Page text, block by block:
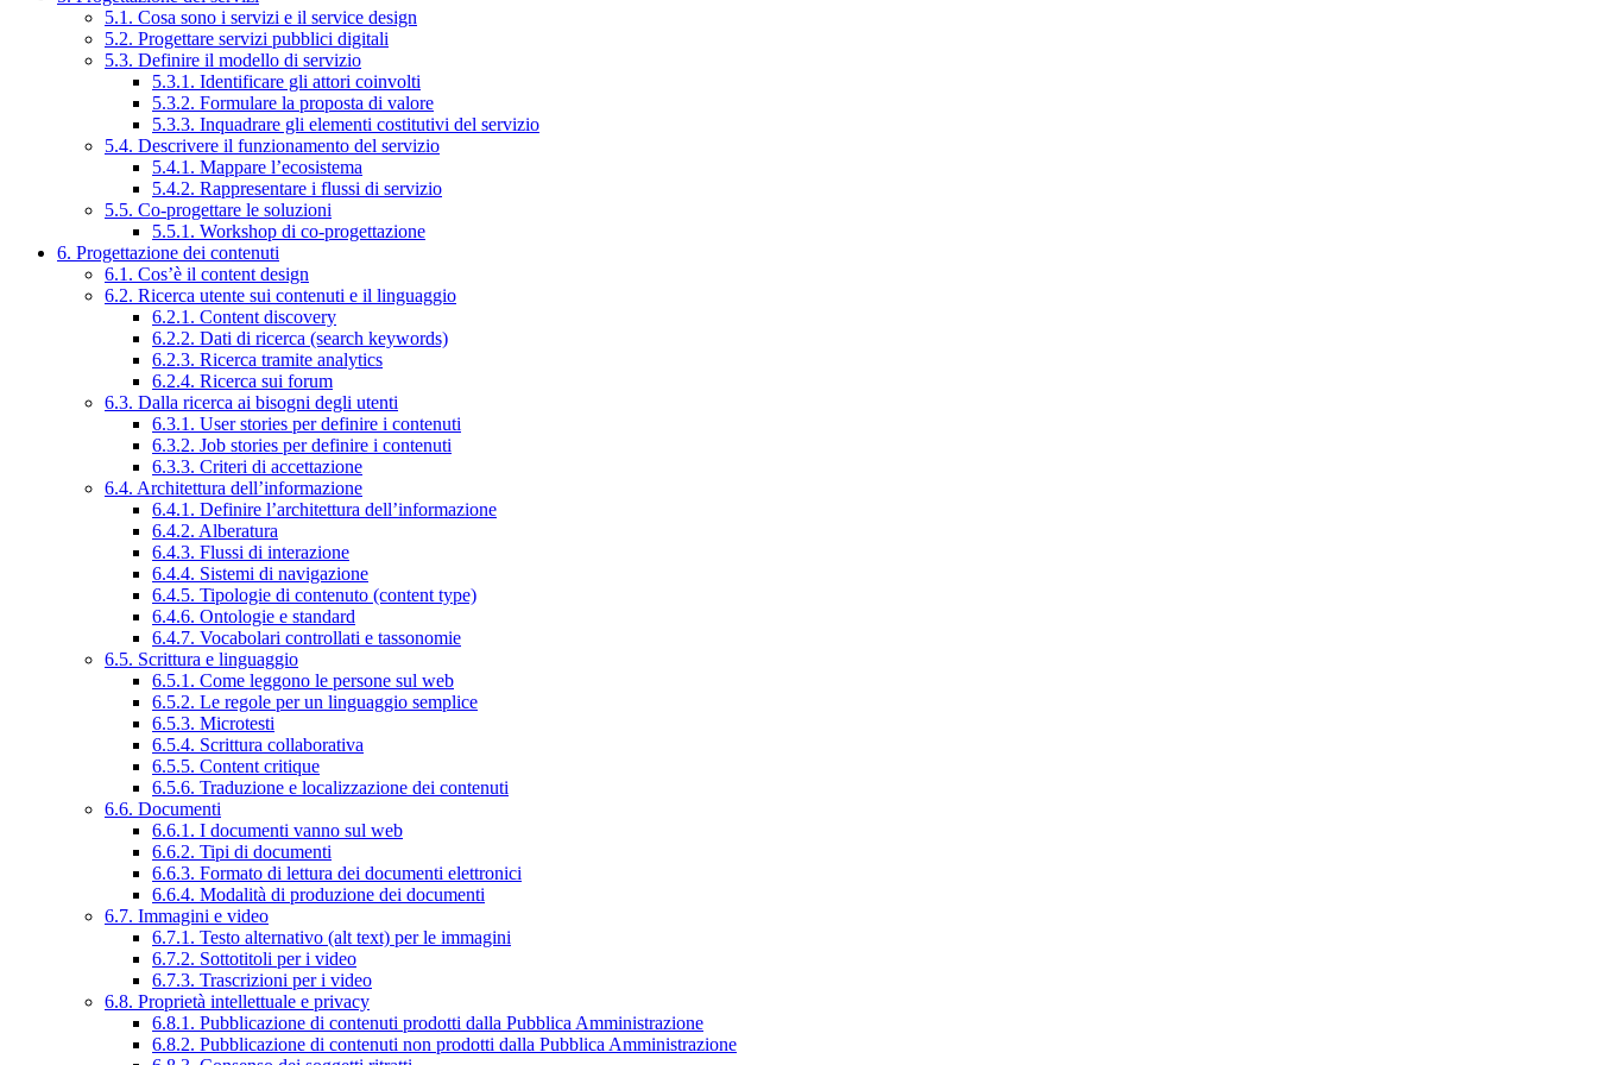
5.1. Cosa sono i servizi e il service design
5.2. Progettare servizi pubblici digitali
5.3. Definire il modello di servizio
5.3.1. Identificare gli attori coinvolti
5.3.2. Formulare la proposta di valore
5.3.3. Inquadrare gli elementi costitutivi del servizio
5.4. Descrivere il funzionamento del servizio
5.4.1. Mappare l’ecosistema
5.4.2. Rappresentare i flussi di servizio
5.5. Co-progettare le soluzioni
5.5.1. Workshop di co-progettazione
6. Progettazione dei contenuti
6.1. Cos’è il content design
6.2. Ricerca utente sui contenuti e il linguaggio
6.2.1. Content discovery
6.2.2. Dati di ricerca (search keywords)
6.2.3. Ricerca tramite analytics
6.2.4. Ricerca sui forum
6.3. Dalla ricerca ai bisogni degli utenti
6.3.1. User stories per definire i contenuti
6.3.2. Job stories per definire i contenuti
6.3.3. Criteri di accettazione
6.4. Architettura dell’informazione
6.4.1. Definire l’architettura dell’informazione
6.4.2. Alberatura
6.4.3. Flussi di interazione
6.4.4. Sistemi di navigazione
6.4.5. Tipologie di contenuto (content type)
6.4.6. Ontologie e standard
6.4.7. Vocabolari controllati e tassonomie
6.5. Scrittura e linguaggio
6.5.1. Come leggono le persone sul web
6.5.2. Le regole per un linguaggio semplice
6.5.3. Microtesti
6.5.4. Scrittura collaborativa
6.5.5. Content critique
6.5.6. Traduzione e localizzazione dei contenuti
6.6. Documenti
6.6.1. I documenti vanno sul web
6.6.2. Tipi di documenti
6.6.3. Formato di lettura dei documenti elettronici
6.6.4. Modalità di produzione dei documenti
6.7. Immagini e video
6.7.1. Testo alternativo (alt text) per le immagini
6.7.2. Sottotitoli per i video
6.7.3. Trascrizioni per i video
6.8. Proprietà intellettuale e privacy
6.8.1. Pubblicazione di contenuti prodotti dalla Pubblica Amministrazione
6.8.2. Pubblicazione di contenuti non prodotti dalla Pubblica Amministrazione